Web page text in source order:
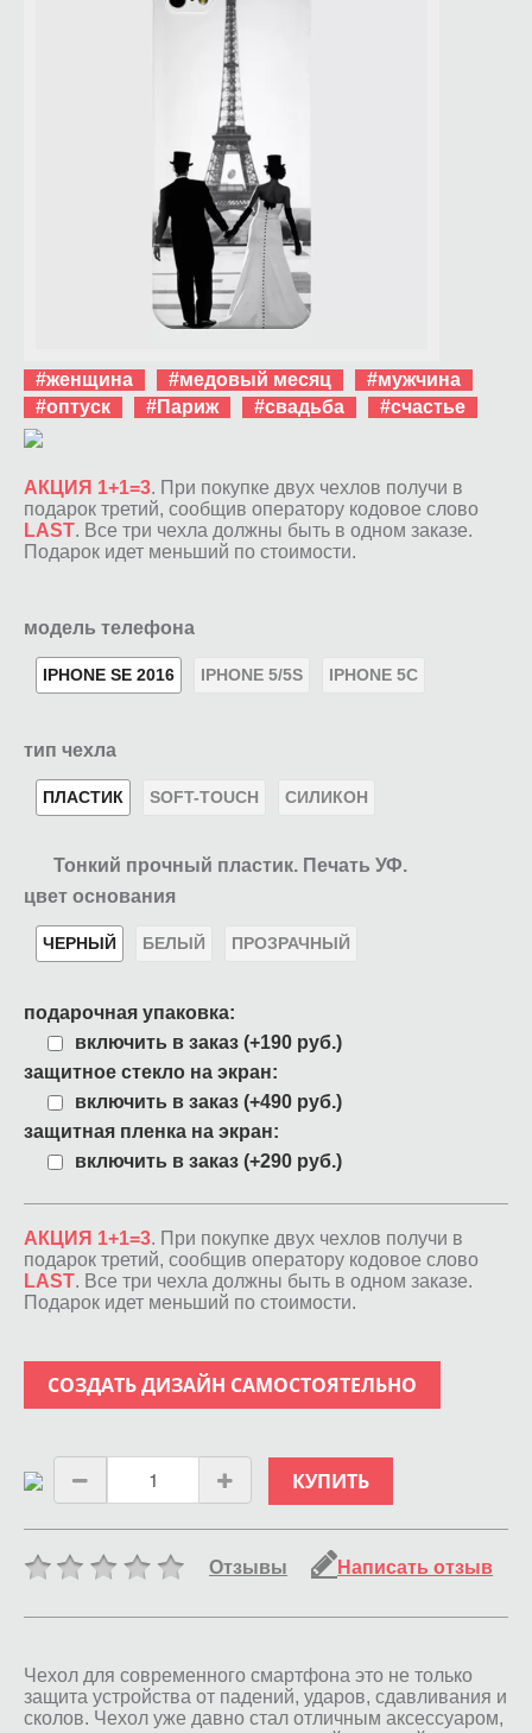
#женщина #медовый месяц
#мужчина
#оптуск
#Париж #свадьба #счастье
АКЦИЯ 1+1=3. При покупке двух чехлов получи в
подарок третий, сообщив оператору кодовое слово
LAST. Все три чехла должны быть в одном заказе.
Подарок идет меньший по стоимости.
модель телефона
IPHONE SE 2016 IPHONE 5/5S IPHONE 5C
тип чехла
ПЛАСТИК SOFT-TOUCH СИЛИКОН
Тонкий прочный пластик. Печать УФ.
цвет основания
ЧЕРНЫЙ БЕЛЫЙ ПРОЗРАЧНЫЙ
подарочная упаковка:
включить в заказ (+190 руб.)
защитное стекло на экран:
включить в заказ (+490 руб.)
защитная пленка на экран:
включить в заказ (+290 руб.)
АКЦИЯ 1+1=3. При покупке двух чехлов получи в
подарок третий, сообщив оператору кодовое слово
LAST. Все три чехла должны быть в одном заказе.
Подарок идет меньший по стоимости.
СОЗДАТЬ ДИЗАЙН САМОСТОЯТЕЛЬНО
КУПИТЬ
Отзывы Написать отзыв
Чехол для современного смартфона это не только
защита устройства от падений, ударов, сдавливания и
сколов. Чехол уже давно стал отличным аксессуаром,